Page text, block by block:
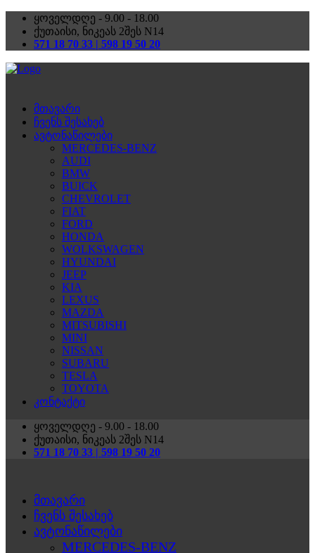
ყოველდღე - 9.00 - 18.00
ქუთაისი, ნიკეას 2შეს N14
571 18 70 33 | 598 19 50 20
მთავარი
ჩვენს შესახებ
ავტონაწილები
MERCEDES-BENZ
AUDI
BMW
BUICK
CHEVROLET
FIAT
FORD
HONDA
WOLKSWAGEN
HYUNDAI
JEEP
KIA
LEXUS
MAZDA
MITSUBISHI
MINI
NISSAN
SUBARU
TESLA
TOYOTA
კონტაქტი
ყოველდღე - 9.00 - 18.00
ქუთაისი, ნიკეას 2შეს N14
571 18 70 33 | 598 19 50 20
მთავარი
ჩვენს შესახებ
ავტონაწილები
MERCEDES-BENZ